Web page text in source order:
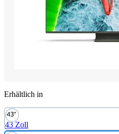
Erhältlich in
43 Zoll